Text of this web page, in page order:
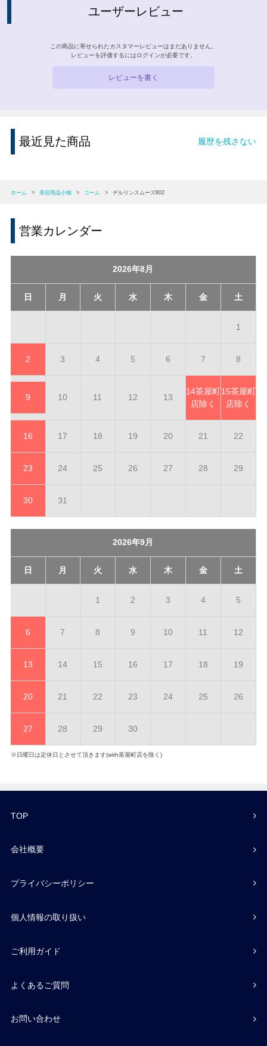
ユーザーレビュー
この商品に寄せられたカスタマーレビューはまだありません。
レビューを評価するには ログインが必要です。
レビューを書く
最近見た商品 履歴を残さない
ホーム > 美容用品小物 > コーム > デルリンスムーズ802
営業カレンダー
2026年8月
日 月 火 水 木 金 土
1
2 3 4 5 6 7 8
9 10 11 12 13
14茶屋町
店除く
15茶屋町
店除く
16 17 18 19 20 21 22
23 24 25 26 27 28 29
30 31
2026年9月
日 月 火 水 木 金 土
1 2 3 4 5
6 7 8 9 10 11 12
13 14 15 16 17 18 19
20 21 22 23 24 25 26
27 28 29 30
※日曜日は定休日とさせて頂きます(with茶屋町店を除く)
TOP
会社概要
プライバシーポリシー
個人情報の取り扱い
ご利用ガイド
よくあるご質問
お問い合わせ